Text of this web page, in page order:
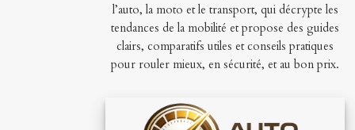
l’auto, la moto et le transport, qui décrypte les
tendances de la mobilité et propose des guides
clairs, comparatifs utiles et conseils pratiques
pour rouler mieux, en sécurité, et au bon prix.